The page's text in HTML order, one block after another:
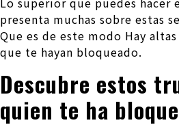
presenta muchas sobre estas
Que es de este modo Hay
que te hayan bloqueado.
Descubre estos
quien te ha